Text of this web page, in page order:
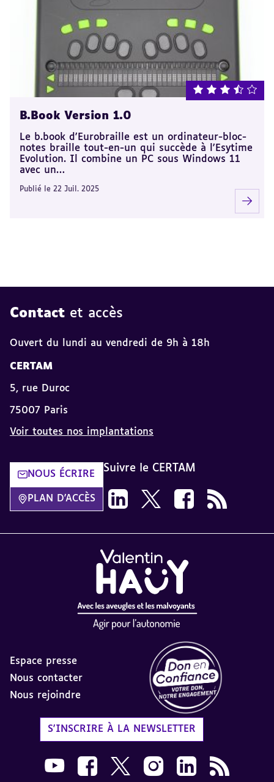
note : 3.5 sur 5
B.Book Version 1.0
Le b.book d'Eurobraille est un ordinateur-bloc-
notes braille tout-en-un qui succède à l'Esytime
Evolution. Il combine un PC sous Windows 11
avec un…
Publié le 22 Juil. 2025
Contact et accès
Ouvert du lundi au vendredi de 9h à 18h
CERTAM
5, rue Duroc
75007 Paris
Voir toutes nos implantations
NOUS ÉCRIRE
PLAN D'ACCÈS
Suivre le CERTAM
Suivez-nous sur LinkedIn
Suivez-nous sur X
Suivez-nous sur
Flux RSS
Espace presse
Nous contacter
Nous rejoindre
S'INSCRIRE À LA NEWSLETTER
Nous suivre sur Youtube AVH dans une
Nous suivre sur Facebook AVH dans
Nous suivre sur X AVH dans une
Nous suivre sur Instagram
Nous suivre sur
Flux RSS